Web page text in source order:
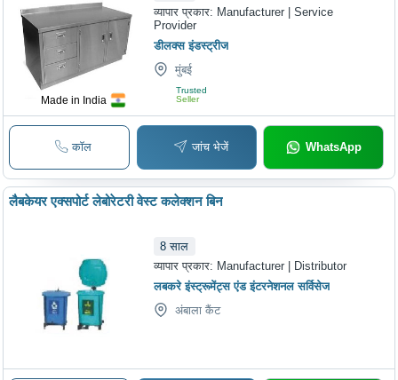
Made in India
व्यापार प्रकार: Manufacturer | Service
Provider
डीलक्स इंडस्ट्रीज
मुंबई
Trusted
Seller
कॉल जांच भेजें WhatsApp
लैबकेयर एक्सपोर्ट लेबोरेटरी वेस्ट कलेक्शन बिन
8 साल
व्यापार प्रकार: Manufacturer | Distributor
लबकरे इंस्ट्रूमेंट्स एंड इंटरनेशनल सर्विसेज
अंबाला कैंट